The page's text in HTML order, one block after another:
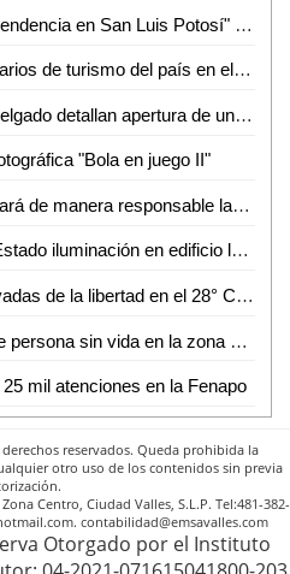
Invitan a la charla "La independencia en San Luis Potosí" en el Othoniano
SLP reunirá a los 32 secretarios de turismo del país en el mes de octubre
Ricardo Gallardo y Mario Delgado detallan apertura de universidad en SLP
"Bola en juego II"
Congreso del estado analizará de manera responsable las iniciativas de leyes de ingresos municipales para el ejercicio fiscal 2026
Enciende el Congreso del Estado iluminación en edificio legislativo de Jardín Hidalgo con motivos patrios
Reconocen a personas privadas de la libertad en el 28° Concurso Nacional de Teatro Penitenciario
Fiscalía investiga reporte de persona sin vida en la zona metropolitana de SLP
mil atenciones en la Fenapo
reservados. Queda prohibida la
otro uso de los contenidos sin previa
Centro, Ciudad Valles, S.L.P. Tel:481-382-
contabilidad@emsavalles.com
Otorgado por el Instituto